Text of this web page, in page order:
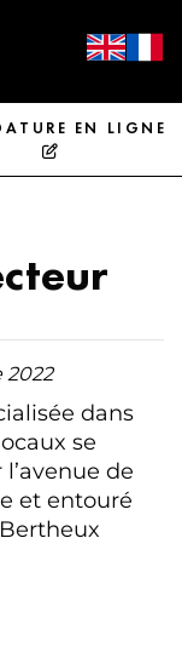
2022
dans
se
de
et entouré
EN LIGNE